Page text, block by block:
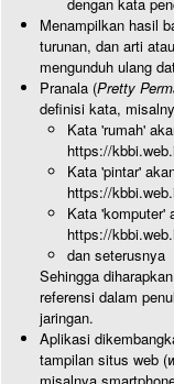
Menampilkan hasil
turunan, dan arti
mengunduh ulang
Pranala (Pretty
definisi kata,
Kata 'rumah'
https://
Kata 'pintar'
https://
Kata 'komputer'
https://
dan seterusnya
Sehingga
referensi dalam
jaringan.
Aplikasi
tampilan situs web (